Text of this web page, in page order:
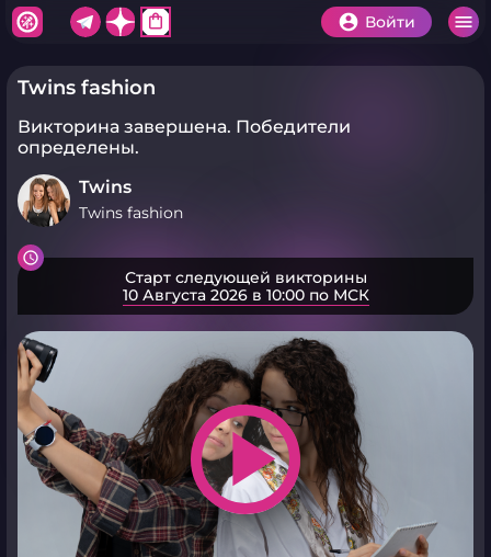
shopping_bag Войти
Twins fashion
Викторина завершена. Победители
определены.
Twins
Twins fashion
Старт следующей викторины
10 Августа 2026 в 10:00 по МСК
play_arrow